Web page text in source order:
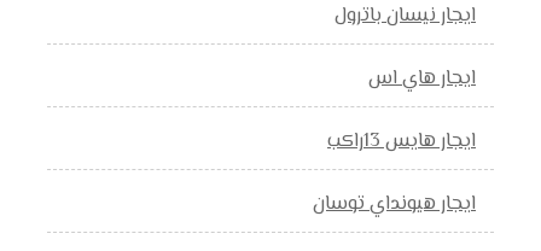
ايجار نيسان باترول
ايجار هاي اس
ايجار هايس 13راكب
ايجار هيونداي توسان